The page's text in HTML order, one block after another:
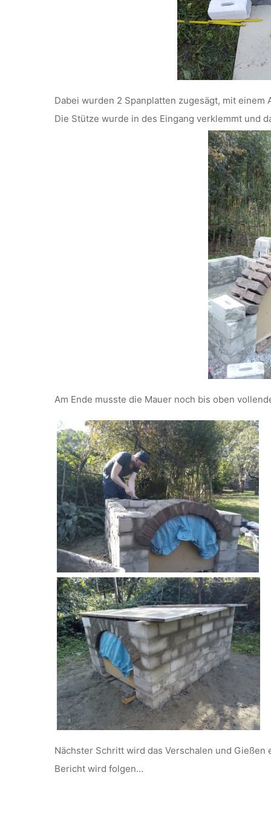
Dabei wurden 2 Spanplatten zugesägt, mit
Die Stütze wurde in des Eingang verklemmt und
Am Ende musste die Mauer noch bis oben
Nächster Schritt wird das Verschalen und
Bericht wird folgen…